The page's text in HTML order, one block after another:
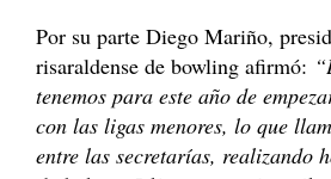
Por su parte Diego Mariño,
risaraldense de bowling afirmó:
tenemos para este año de
con las ligas menores, lo que
entre las secretarías, realizando